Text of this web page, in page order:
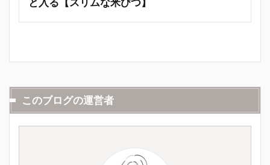
このブログの運営者